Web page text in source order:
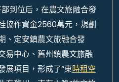
到位后，在農文旅融合發
協作資金2560萬元，規劃
、定安鎮農文旅融合發
易中心、舊州鎮農文旅融
展項目，形成了“東時租空